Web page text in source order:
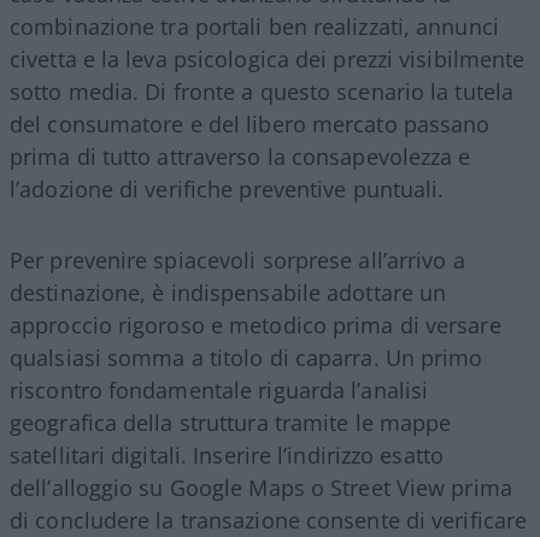
combinazione tra portali ben realizzati, annunci
civetta e la leva psicologica dei prezzi visibilmente
sotto media. Di fronte a questo scenario la tutela
del consumatore e del libero mercato passano
prima di tutto attraverso la consapevolezza e
l’adozione di verifiche preventive puntuali.
Per prevenire spiacevoli sorprese all’arrivo a
destinazione, è indispensabile adottare un
approccio rigoroso e metodico prima di versare
qualsiasi somma a titolo di caparra. Un primo
riscontro fondamentale riguarda l’analisi
geografica della struttura tramite le mappe
satellitari digitali. Inserire l’indirizzo esatto
dell’alloggio su Google Maps o Street View prima
di concludere la transazione consente di verificare